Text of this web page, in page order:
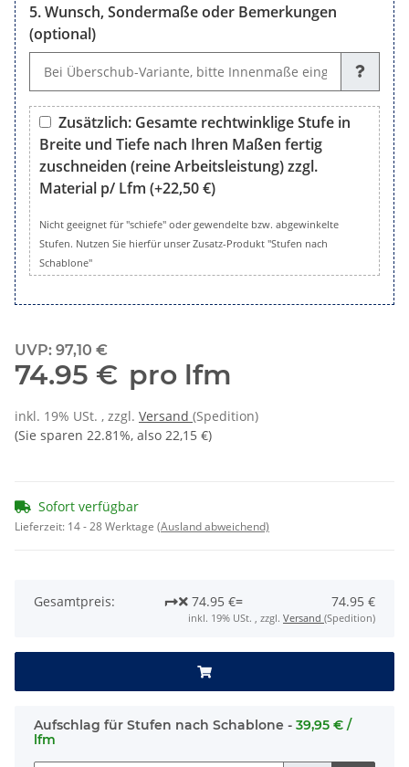
Wunsch, Sondermaße oder Bemerkungen
(optional)
Zusätzlich: Gesamte rechtwinklige Stufe in
Breite und Tiefe nach Ihren Maßen fertig
zuschneiden (reine Arbeitsleistung) zzgl.
Material p/ Lfm (+22,50 €)
Zusätzlich: Gesamte rechtwinklige Stufe in Breite und
Nicht geeignet für "schiefe" oder gewendelte bzw. abgewinkelte
Stufen. Nutzen Sie hierfür unser Zusatz-Produkt "Stufen nach
Schablone"
UVP: 97,10 €
74.95 € pro lfm
inkl. 19% USt. , zzgl. Versand (Spedition)
(Sie sparen 22.81%, also 22,15 €)
Sofort verfügbar
Lieferzeit: 14 - 28 Werktage (Ausland abweichend)
Gesamtpreis: 74.95 €= 74.95 €
inkl. 19% USt. , zzgl. Versand (Spedition)
Aufschlag für Stufen nach Schablone - 39,95 € /
lfm